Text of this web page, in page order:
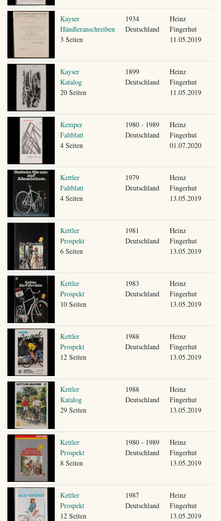
Kayser
Händleranschreiben
3 Seiten
1934
Deutschland
Heinz
Fingerhut
11.05.2019
Kayser
Katalog
20 Seiten
1899
Deutschland
Heinz
Fingerhut
11.05.2019
Kemper
Faltblatt
4 Seiten
1980 - 1989
Deutschland
Heinz
Fingerhut
01.07.2020
Kettler
Faltblatt
4 Seiten
1979
Deutschland
Heinz
Fingerhut
13.05.2019
Kettler
Prospekt
6 Seiten
1981
Deutschland
Heinz
Fingerhut
13.05.2019
Kettler
Prospekt
10 Seiten
1983
Deutschland
Heinz
Fingerhut
13.05.2019
Kettler
Prospekt
12 Seiten
1988
Deutschland
Heinz
Fingerhut
13.05.2019
Kettler
Katalog
29 Seiten
1988
Deutschland
Heinz
Fingerhut
13.05.2019
Kettler
Prospekt
8 Seiten
1980 - 1989
Deutschland
Heinz
Fingerhut
13.05.2019
Kettler
Prospekt
12 Seiten
1987
Deutschland
Heinz
Fingerhut
13.05.2019